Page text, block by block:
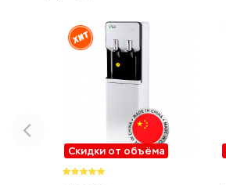
Скидки от объёма